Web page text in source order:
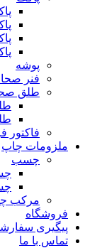
پوشه
فنر
طلق
فاکتور
ملزومات چاپ
چسب
مرکب
فروشگاه
پیگیری
تماس با ما